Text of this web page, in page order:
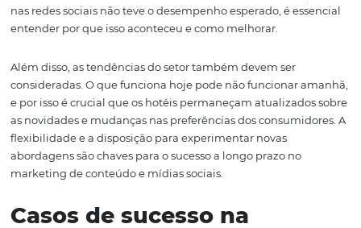
concurso ou um hashtag específico, pode gerar um
valorizado por novos consumidores.
Analisando
ajustando
a análise de resultados. Para hotéis, isso significa